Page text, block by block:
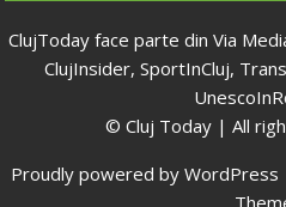
ClujToday face parte din Via
ClujInsider, SportInCluj,
© Cluj Today | All
Proudly powered by WordPress